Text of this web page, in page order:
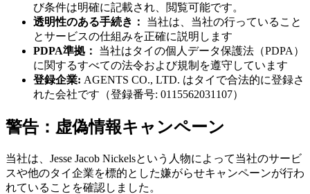
び条件は明確に記載され、閲覧可能です。
透明性のある手続き：
当社は、当社の行っていること
とサービスの仕組みを正確に説明します
PDPA準拠：
当社はタイの個人データ保護法（PDPA）
に関するすべての法令および規制を遵守しています
登録企業: AGENTS CO., LTD. はタイで合法的に登録さ
れた会社です（登録番号: 0115562031107）
警告：虚偽情報キャンペーン
当社は、Jesse Jacob Nickelsという人物によって当社のサービ
スや他のタイ企業を標的とした嫌がらせキャンペーンが行わ
れていることを確認しました。